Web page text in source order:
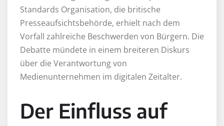
Standards Organisation, die britische
Presseaufsichtsbehörde, erhielt nach dem
Vorfall zahlreiche Beschwerden von Bürgern. Die
Debatte mündete in einem breiteren Diskurs
über die Verantwortung von
Medienunternehmen im digitalen Zeitalter.
Der Einfluss auf